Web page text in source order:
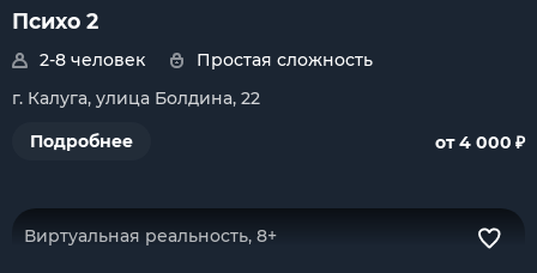
Психо 2
2-8 человек
Простая сложность
г. Калуга, улица Болдина, 22
Подробнее
от 4 000 ₽
Виртуальная реальность, 8+